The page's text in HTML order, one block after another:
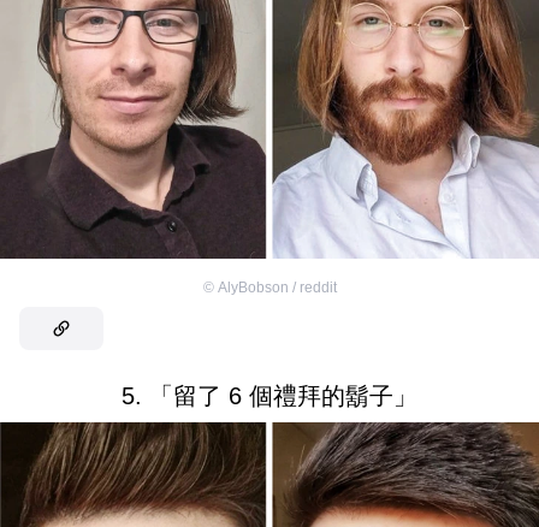
© AlyBobson / reddit
5. 「留了 6 個禮拜的鬍子」